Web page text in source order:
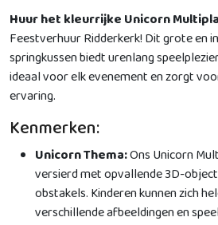
Huur het kleurrijke Unicorn
Feestverhuur Ridderkerk! Dit grote en
springkussen biedt urenlang
ideaal voor elk evenement en zorgt
ervaring.
Kenmerken:
Unicorn Thema:Ons Unicorn
versierd met opvallende 3D-
obstakels. Kinderen kunnen zich
verschillende afbeeldingen en